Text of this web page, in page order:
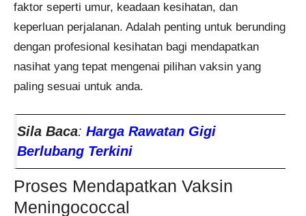
faktor seperti umur, keadaan kesihatan, dan
keperluan perjalanan. Adalah penting untuk berunding
dengan profesional kesihatan bagi mendapatkan
nasihat yang tepat mengenai pilihan vaksin yang
paling sesuai untuk anda.
Sila Baca: Harga Rawatan Gigi
Berlubang Terkini
Proses Mendapatkan Vaksin
Meningococcal